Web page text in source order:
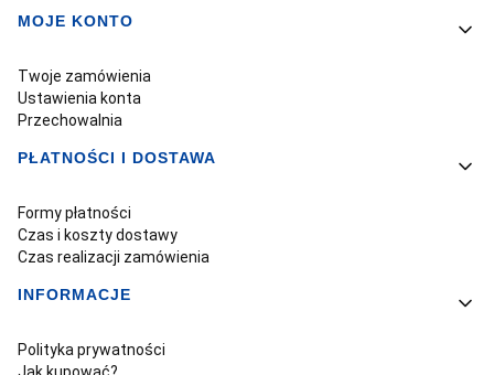
MOJE KONTO
Twoje zamówienia
Ustawienia konta
Przechowalnia
PŁATNOŚCI I DOSTAWA
Formy płatności
Czas i koszty dostawy
Czas realizacji zamówienia
INFORMACJE
Polityka prywatności